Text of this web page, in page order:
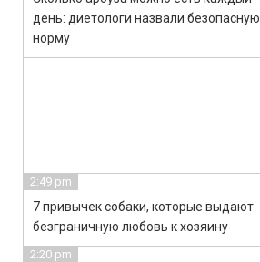
день: диетологи назвали безопасную
норму
2:49 pm
7 привычек собаки, которые выдают
безграничную любовь к хозяину
2:20 pm